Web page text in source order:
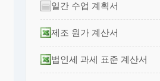
일간 수업 계획서
제조 원가 계산서
법인세 과세 표준 계산서